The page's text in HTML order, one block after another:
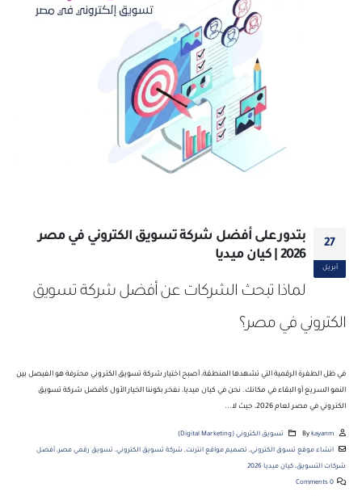
27
أبريل
بتدور على أفضل شركة تسويق الكتروني في مصر
2026 | كيان ميديا
لماذا تبحث الشركات عن أفضل شركة تسويق
الكتروني في مصر؟
في ظل الطفرة الرقمية التي تشهدها المنطقة، أصبح اختيار شركة تسويق الكتروني محترفة هو الفيصل بين
النمو السريع أو البقاء في مكانك. نحن في كيان ميديا، نفخر بكوننا الخيار الأول كأفضل شركة تسويق
الكتروني في مصر لعام 2026، حيث لا...
By kayanm تسويق الكتروني (Digital Marketing)
انشاء موقع تسوق الكتروني, تصميم مواقع انترنت, شركة تسويق الكتروني، تسويق رقمي مصر، أفضل
شركات التسويق، كيان ميديا 2026
0 Comments